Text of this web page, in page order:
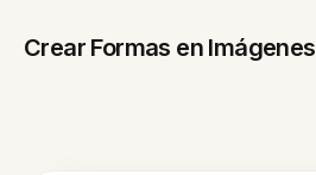
Crear Formas en Imágenes